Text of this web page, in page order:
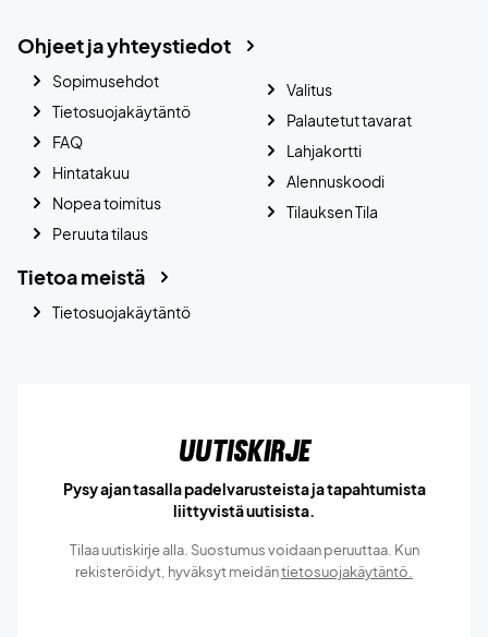
Ohjeet ja yhteystiedot
Sopimusehdot
Tietosuojakäytäntö
FAQ
Hintatakuu
Nopea toimitus
Peruuta tilaus
Valitus
Palautetut tavarat
Lahjakortti
Alennuskoodi
Tilauksen Tila
Tietoa meistä
Tietosuojakäytäntö
Uutiskirje
Pysy ajan tasalla padelvarusteista ja tapahtumista
liittyvistä uutisista.
Tilaa uutiskirje alla. Suostumus voidaan peruuttaa. Kun
rekisteröidyt, hyväksyt meidäntietosuojakäytäntö.